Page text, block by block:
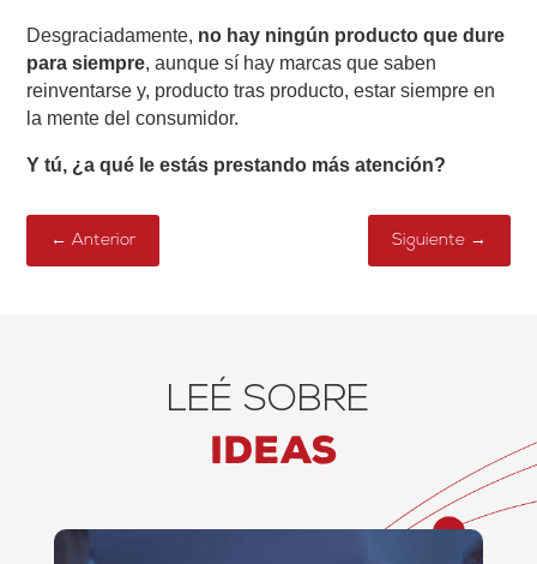
Desgraciadamente, no hay ningún producto que dure
para siempre, aunque sí hay marcas que saben
reinventarse y, producto tras producto, estar siempre en
la mente del consumidor.
Y tú, ¿a qué le estás prestando más atención?
←Anterior Siguiente→
LEÉ SOBRE
ideas